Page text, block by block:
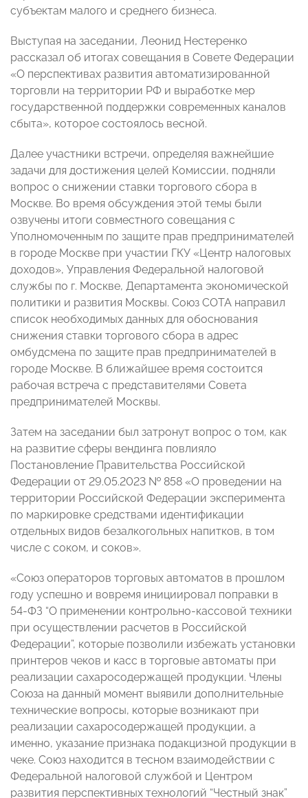
субъектам малого и среднего бизнеса.
Выступая на заседании, Леонид Нестеренко
рассказал об итогах совещания в Совете Федерации
«О перспективах развития автоматизированной
торговли на территории РФ и выработке мер
государственной поддержки современных каналов
сбыта», которое состоялось весной.
Далее участники встречи, определяя важнейшие
задачи для достижения целей Комиссии, подняли
вопрос о снижении ставки торгового сбора в
Москве. Во время обсуждения этой темы были
озвучены итоги совместного совещания с
Уполномоченным по защите прав предпринимателей
в городе Москве при участии ГКУ «Центр налоговых
доходов», Управления Федеральной налоговой
службы по г. Москве, Департамента экономической
политики и развития Москвы. Союз СОТА направил
список необходимых данных для обоснования
снижения ставки торгового сбора в адрес
омбудсмена по защите прав предпринимателей в
городе Москве. В ближайшее время состоится
рабочая встреча с представителями Совета
предпринимателей Москвы.
Затем на заседании был затронут вопрос о том, как
на развитие сферы вендинга повлияло
Постановление Правительства Российской
Федерации от 29.05.2023 № 858 «О проведении на
территории Российской Федерации эксперимента
по маркировке средствами идентификации
отдельных видов безалкогольных напитков, в том
числе с соком, и соков».
«Союз операторов торговых автоматов в прошлом
году успешно и вовремя инициировал поправки в
54-ФЗ “О применении контрольно-кассовой техники
при осуществлении расчетов в Российской
Федерации”, которые позволили избежать установки
принтеров чеков и касс в торговые автоматы при
реализации сахаросодержащей продукции. Члены
Союза на данный момент выявили дополнительные
технические вопросы, которые возникают при
реализации сахаросодержащей продукции, а
именно, указание признака подакцизной продукции в
чеке. Союз находится в тесном взаимодействии с
Федеральной налоговой службой и Центром
развития перспективных технологий “Честный знак”